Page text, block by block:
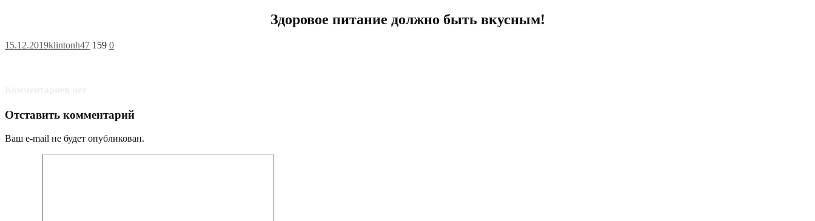
Здоровое питание должно быть вкусным!
15.12.2019klintonh47 159 0
Отставить комментарий
Ваш e-mail не будет опубликован.